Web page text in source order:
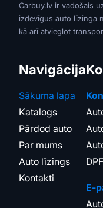
Carbuy.lv ir vadošais
izdevīgus auto līzinga
kā arī atvieglot
Navigācija
Sākuma lapa
Katalogs
Pārdod auto
Par mums
Auto līzings
Kontakti
E-